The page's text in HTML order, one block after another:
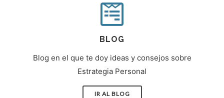
BLOG
Blog en el que te doy ideas y consejos sobre
Estrategia Personal
IR AL BLOG